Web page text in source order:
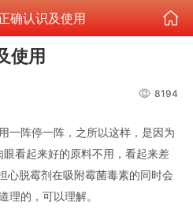
确认识及使用
使用
8194
一阵停一阵，之所以这样，是因为
看起来好的原料不用，看起来差
心脱霉剂在吸附霉菌毒素的同时会
理的，可以理解。